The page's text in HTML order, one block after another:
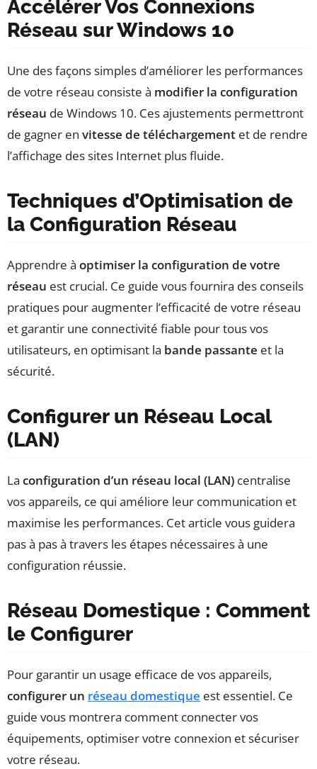
Accélérer Vos Connexions
Réseau sur Windows 10
Une des façons simples d’améliorer les performances
de votre réseau consiste à modifier la configuration
réseau de Windows 10. Ces ajustements permettront
de gagner en vitesse de téléchargement et de rendre
l’affichage des sites Internet plus fluide.
Techniques d’Optimisation de
la Configuration Réseau
Apprendre à optimiser la configuration de votre
réseau est crucial. Ce guide vous fournira des conseils
pratiques pour augmenter l’efficacité de votre réseau
et garantir une connectivité fiable pour tous vos
utilisateurs, en optimisant la bande passante et la
sécurité.
Configurer un Réseau Local
(LAN)
La configuration d’un réseau local (LAN) centralise
vos appareils, ce qui améliore leur communication et
maximise les performances. Cet article vous guidera
pas à pas à travers les étapes nécessaires à une
configuration réussie.
Réseau Domestique : Comment
le Configurer
Pour garantir un usage efficace de vos appareils,
configurer un réseau domestique est essentiel. Ce
guide vous montrera comment connecter vos
équipements, optimiser votre connexion et sécuriser
votre réseau.